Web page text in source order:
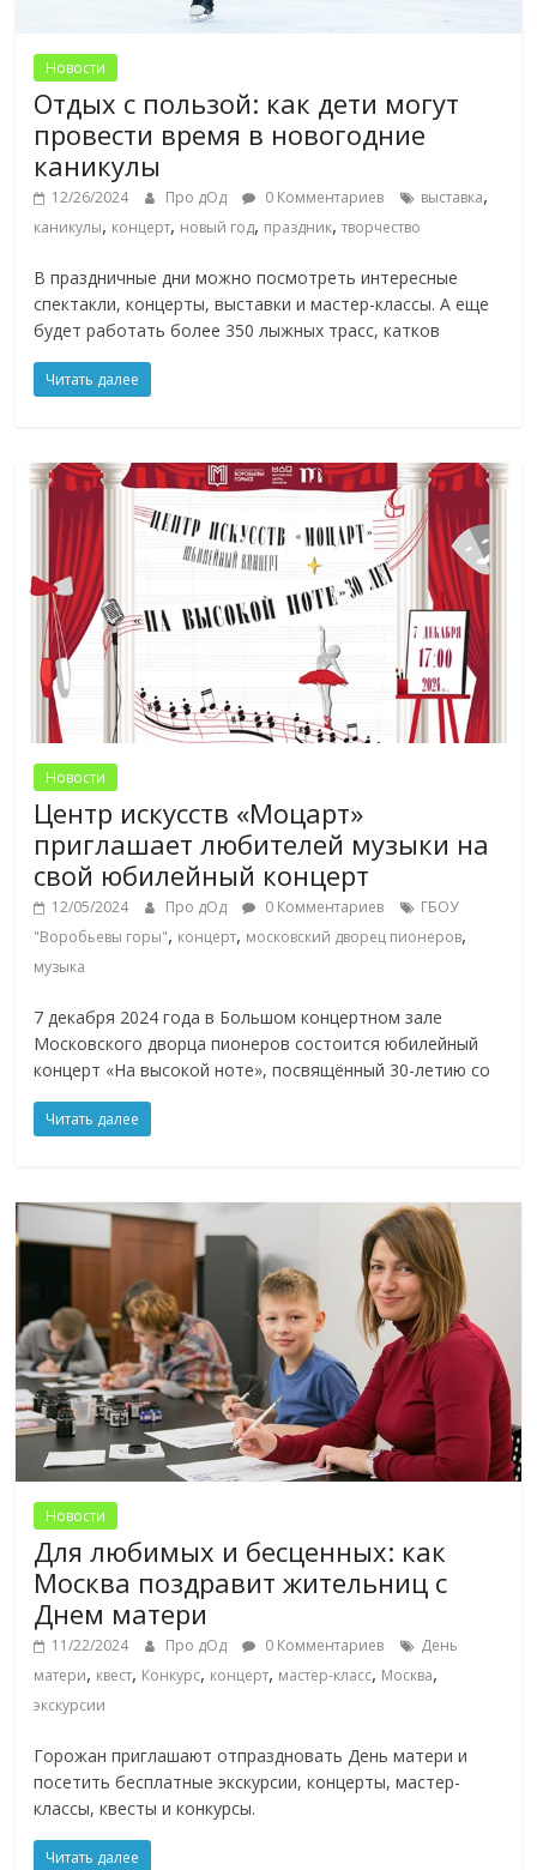
Новости
Отдых с пользой: как дети могут
провести время в новогодние
каникулы
12/26/2024 Про дОд 0 Комментариев выставка,
каникулы, концерт, новый год, праздник,творчество
В праздничные дни можно посмотреть интересные
спектакли, концерты, выставки и мастер-классы. А еще
будет работать более 350 лыжных трасс, катков
Читать далее
Новости
Центр искусств «Моцарт»
приглашает любителей музыки на
свой юбилейный концерт
12/05/2024 Про дОд 0 Комментариев
ГБОУ
"Воробьевы горы", концерт, московский дворец пионеров,
музыка
7 декабря 2024 года в Большом концертном зале
Московского дворца пионеров состоится юбилейный
концерт «На высокой ноте», посвящённый 30-летию со
Читать далее
Новости
Для любимых и бесценных: как
Москва поздравит жительниц с
Днем матери
11/22/2024 Про дОд 0 Комментариев
День
матери, квест, Конкурс, концерт, мастер-класс, Москва,
экскурсии
Горожан приглашают отпраздновать День матери и
посетить бесплатные экскурсии, концерты, мастер-
классы, квесты и конкурсы.
Читать далее